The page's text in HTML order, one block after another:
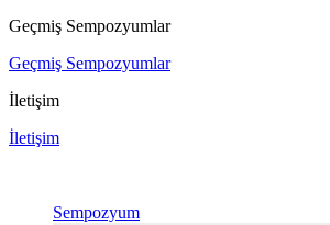
Geçmiş Sempozyumlar
Geçmiş Sempozyumlar
İletişim
İletişim
Sempozyum